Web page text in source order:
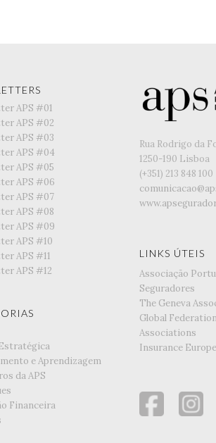
APS #01
APS #02
APS #03
APS #04
APS #05
APS #06
APS #07
APS #08
APS #09
APS #10
APS #11
APS #12
e Aprendizagem
da APS
Financeira
Rua Rodrigo da
1250-190 Lisboa
(+351) ‭213 848 100
LINKS ÚTEIS
Associação
Seguradores
The Geneva
Global
Associations
Insurance Europe